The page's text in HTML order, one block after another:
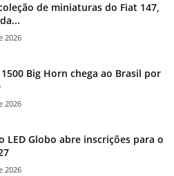
de miniaturas do Fiat 147,
2026
Big Horn chega ao Brasil por
2026
LED Globo abre inscrições para o
2026